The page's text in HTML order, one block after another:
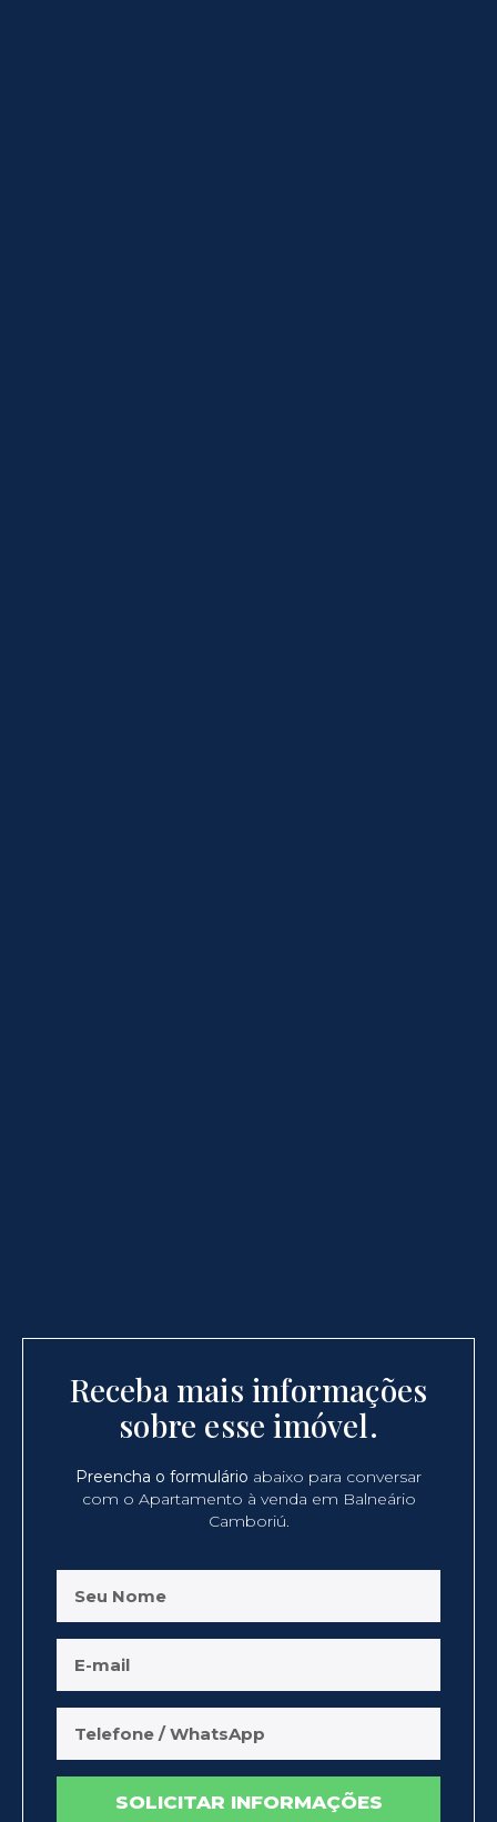
Receba mais informações
sobre esse imóvel.
Preencha o formulário abaixo para conversar
com o Apartamento à venda em Balneário
Camboriú.
SOLICITAR INFORMAÇÕES